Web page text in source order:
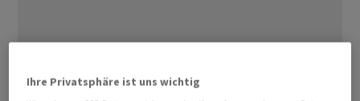
Ihre Privatsphäre ist uns wichtig